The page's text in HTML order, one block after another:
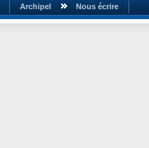
Archipel Nous écrire